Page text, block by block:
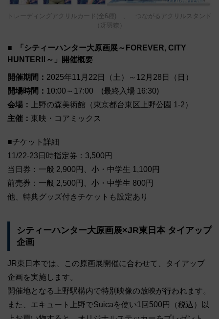
トレーディングアクリルカード(全6種) 、 つながるアクリルスタンド
（冴羽獠）
「シティーハンター大原画展～FOREVER, CITY
HUNTER‼～」開催概要
開催期間： 2025年11月22日（土）～12月28日（日）
開場時間： 10:00～17:00 (最終入場 16:30)
会場：
上野の森美術館（東京都台東区上野公園 1-2）
主催： 東映・コアミックス
■チケット詳細
11/22-23日時指定券：3,500円
当日券：一般 2,900円、小・中学生 1,100円
前売券：一般 2,500円、小・中学生 800円
他、特典グッズ付きチケットも設定あり
シティーハンター大原画展×JR東日本 タイアップ
企画
JR東日本では、この原画展開催に合わせて、タイアップ
企画を実施します。
開催地となる上野駅構内で特別映像の放映が行われます。
また、エキュート上野でSuicaを使い1回500円（税込）以